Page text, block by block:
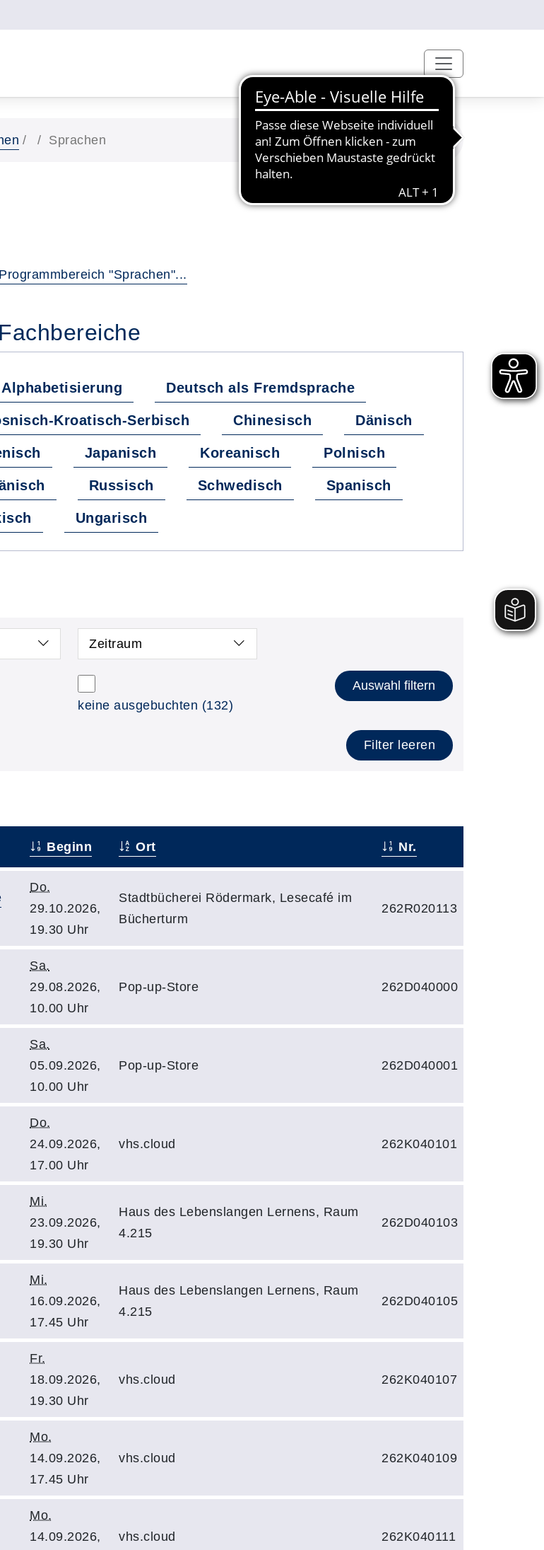
Sprachen
"Sprachen"...
Fachbereiche
Alphabetisierung Deutsch als Fremdsprache
Kroatisch-Serbisch Chinesisch Dänisch
Japanisch Koreanisch Polnisch
Russisch Schwedisch Spanisch
Ungarisch
Zeitraum
keine ausgebuchten (132)
Auswahl filtern
Filter leeren
Beginn Ort Nr.
Do.
29.10.2026,
19.30 Uhr
Stadtbücherei Rödermark, Lesecafé im
Bücherturm
262R020113
Sa.
29.08.2026,
10.00 Uhr
Pop-up-Store 262D040000
Sa.
05.09.2026,
10.00 Uhr
Pop-up-Store 262D040001
Do.
24.09.2026,
17.00 Uhr
vhs.cloud 262K040101
Mi.
23.09.2026,
19.30 Uhr
Haus des Lebenslangen Lernens, Raum
4.215
262D040103
Mi.
16.09.2026,
17.45 Uhr
Haus des Lebenslangen Lernens, Raum
4.215
262D040105
Fr.
18.09.2026,
19.30 Uhr
vhs.cloud 262K040107
Mo.
14.09.2026,
17.45 Uhr
vhs.cloud 262K040109
Mo.
14.09.2026,
vhs.cloud 262K040111